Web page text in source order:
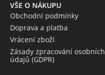
VŠE O NÁKUPU
Obchodní podmínky
Doprava a platba
Vrácení zboží
Zásady zpracování osobních
údajů (GDPR)